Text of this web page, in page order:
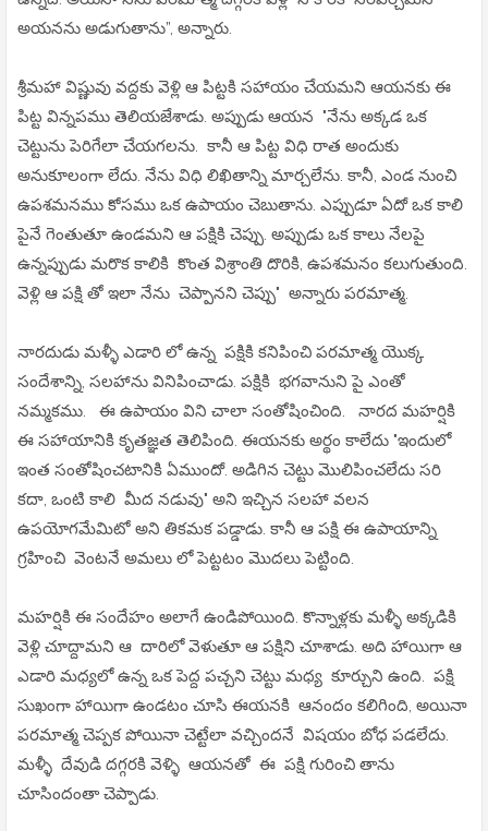
అయనను అడుగుతాను”, అన్నారు.
శ్రీమహా విష్ణువు వద్దకు వెళ్లి ఆ పిట్టకి సహాయం చేయమని ఆయనకు ఈ
పిట్ట విన్నపము తెలియజేశాడు. అప్పుడు ఆయన "నేను అక్కడ ఒక
చెట్టును పెరిగేలా చేయగలను. కానీ ఆ పిట్ట విధి రాత అందుకు
అనుకూలంగా లేదు. నేను విధి లిఖితాన్ని మార్చలేను. కానీ, ఎండ నుంచి
ఉపశమనము కోసము ఒక ఉపాయం చెబుతాను. ఎప్పుడూ ఏదో ఒక కాలి
పైనే గెంతుతూ ఉండమని ఆ పక్షికి చెప్పు. అప్పుడు ఒక కాలు నేలపై
ఉన్నప్పుడు మరొక కాలికి కొంత విశ్రాంతి దొరికి, ఉపశమనం కలుగుతుంది.
వెళ్లి ఆ పక్షి తో ఇలా నేను చెప్పానని చెప్పు" అన్నారు పరమాత్మ.
నారదుడు మళ్ళీ ఎడారి లో ఉన్న పక్షికి కనిపించి పరమాత్మ యొక్క
సందేశాన్ని, సలహాను వినిపించాడు. పక్షికి భగవానుని పై ఎంతో
నమ్మకము. ఈ ఉపాయం విని చాలా సంతోషించింది. నారద మహర్షికి
ఈ సహాయానికి కృతజ్ఞత తెలిపింది. ఈయనకు అర్థం కాలేదు "ఇందులో
ఇంత సంతోషించటానికి ఏముందో. అడిగిన చెట్టు మొలిపించలేదు సరి
కదా, ఒంటి కాలి మీద నడువు" అని ఇచ్చిన సలహా వలన
ఉపయోగమేమిటో అని తికమక పడ్డాడు. కానీ ఆ పక్షి ఈ ఉపాయాన్ని
గ్రహించి వెంటనే అమలు లో పెట్టటం మొదలు పెట్టింది.
మహర్షికి ఈ సందేహం అలాగే ఉండిపోయింది. కొన్నాళ్లకు మళ్ళీ అక్కడికి
వెళ్లి చూద్దామని ఆ దారిలో వెళుతూ ఆ పక్షిని చూశాడు. అది హాయిగా ఆ
ఎడారి మధ్యలో ఉన్న ఒక పెద్ద పచ్చని చెట్టు మధ్య కూర్చుని ఉంది. పక్షి
సుఖంగా హాయిగా ఉండటం చూసి ఈయనకి ఆనందం కలిగింది, అయినా
పరమాత్మ చెప్పక పోయినా చెట్టేలా వచ్చిందనే విషయం బోధ పడలేదు.
మళ్ళీ దేవుడి దగ్గరకి వెళ్ళి ఆయనతో ఈ పక్షి గురించి తాను
చూసిందంతా చెప్పాడు.